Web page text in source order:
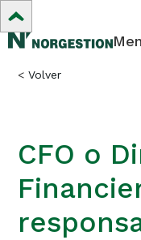
< Volver
CFO o